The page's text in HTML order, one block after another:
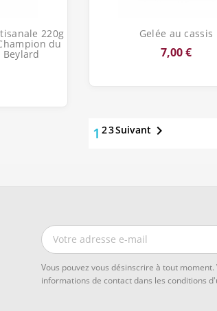
220g
du
Aperçu rapide
Gelée au cassis
7,00 €
1 23Suivant
Vous pouvez vous désinscrire à tout
informations de contact dans les conditions